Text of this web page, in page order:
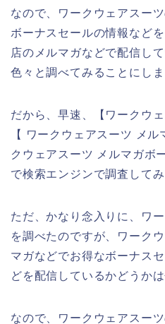
なので、ワークウェアスー
ボーナスセールの情報など
店のメルマガなどで配信し
色々と調べてみることにしま
だから、早速、【ワークウ
【 ワークウェアスーツ メ
クウェアスーツ メルマガボ
で検索エンジンで調査してみ
ただ、かなり念入りに、ワ
を調べたのですが、ワーク
マガなどでお得なボーナス
どを配信しているかどうか
なので、ワークウェアスー